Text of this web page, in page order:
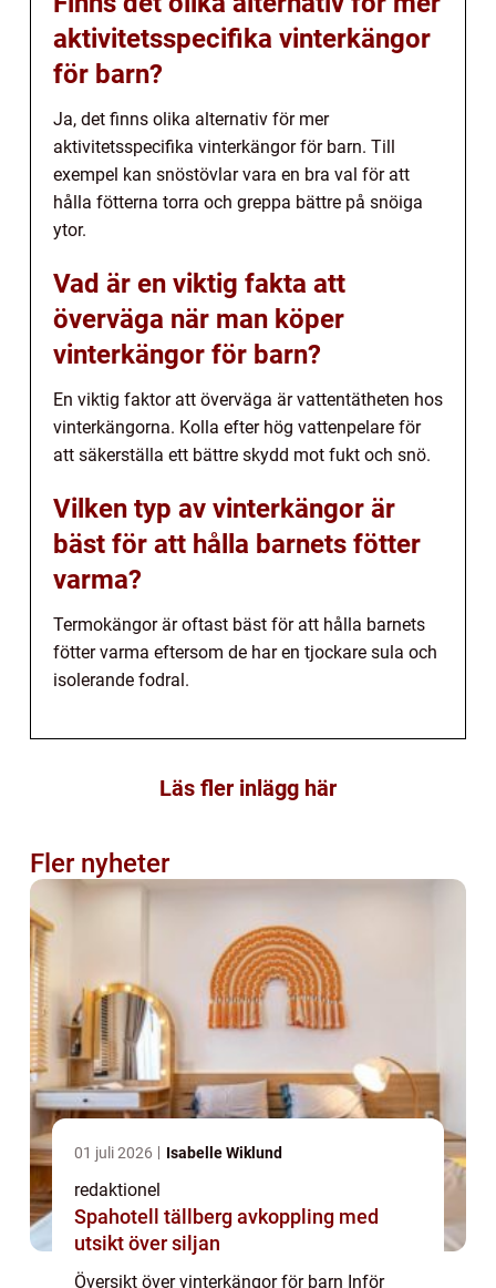
aktivitetsspecifika vinterkängor
för barn?
Ja, det finns olika alternativ för mer
aktivitetsspecifika vinterkängor för barn. Till
exempel kan snöstövlar vara en bra val för att
hålla fötterna torra och greppa bättre på snöiga
ytor.
Vad är en viktig fakta att
överväga när man köper
vinterkängor för barn?
En viktig faktor att överväga är vattentätheten hos
vinterkängorna. Kolla efter hög vattenpelare för
att säkerställa ett bättre skydd mot fukt och snö.
Vilken typ av vinterkängor är
bäst för att hålla barnets fötter
varma?
Termokängor är oftast bäst för att hålla barnets
fötter varma eftersom de har en tjockare sula och
isolerande fodral.
Läs fler inlägg här
Fler nyheter
01 juli 2026 Isabelle Wiklund
redaktionel
Spahotell tällberg avkoppling med
utsikt över siljan
Översikt över vinterkängor för barn Inför